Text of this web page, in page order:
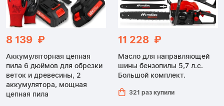
8 139 ₽
Аккумуляторная цепная
пила 6 дюймов для обрезки
веток и древесины, 2
аккумулятора, мощная
цепная пила
11 228 ₽
Масло для направляющей
шины бензопилы 5,7 л.с.
Большой комплект.
321 раз купили